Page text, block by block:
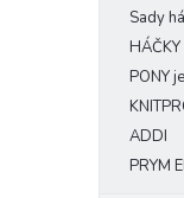
Sady
PONY
ADDI
PRYM